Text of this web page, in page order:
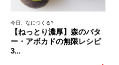
今日、なにつくる?
【ねっとり濃厚】森のバタ
ー・アボカドの無限レシピ
3...